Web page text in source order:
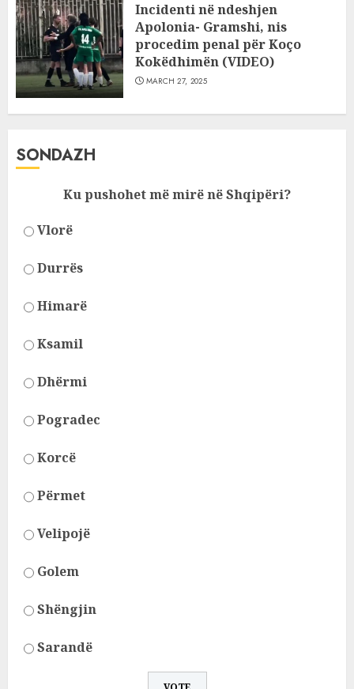
Incidenti në ndeshjen
Apolonia- Gramshi, nis
procedim penal për Koço
Kokëdhimën (VIDEO)
MARCH 27, 2025
SONDAZH
Ku pushohet më mirë në Shqipëri?
Vlorë
Durrës
Himarë
Ksamil
Dhërmi
Pogradec
Korcë
Përmet
Velipojë
Golem
Shëngjin
Sarandë